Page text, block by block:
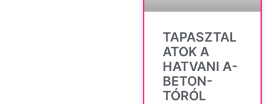
TAPASZTAL
ATOK A
HATVANI A-
BETON-
TÓRÓL